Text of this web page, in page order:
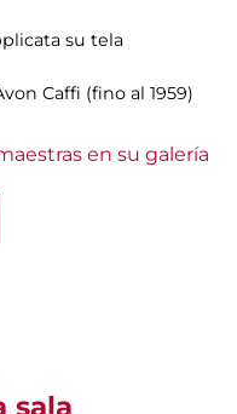
su tela
Caffi (fino al 1959)
en su galería
sala